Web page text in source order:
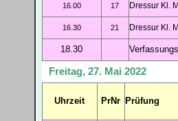
16.00 17 Dressur Kl.
16.30 21 Dressur Kl.
18.30
Freitag, 27. Mai 2022
Uhrzeit PrNr Prüfung